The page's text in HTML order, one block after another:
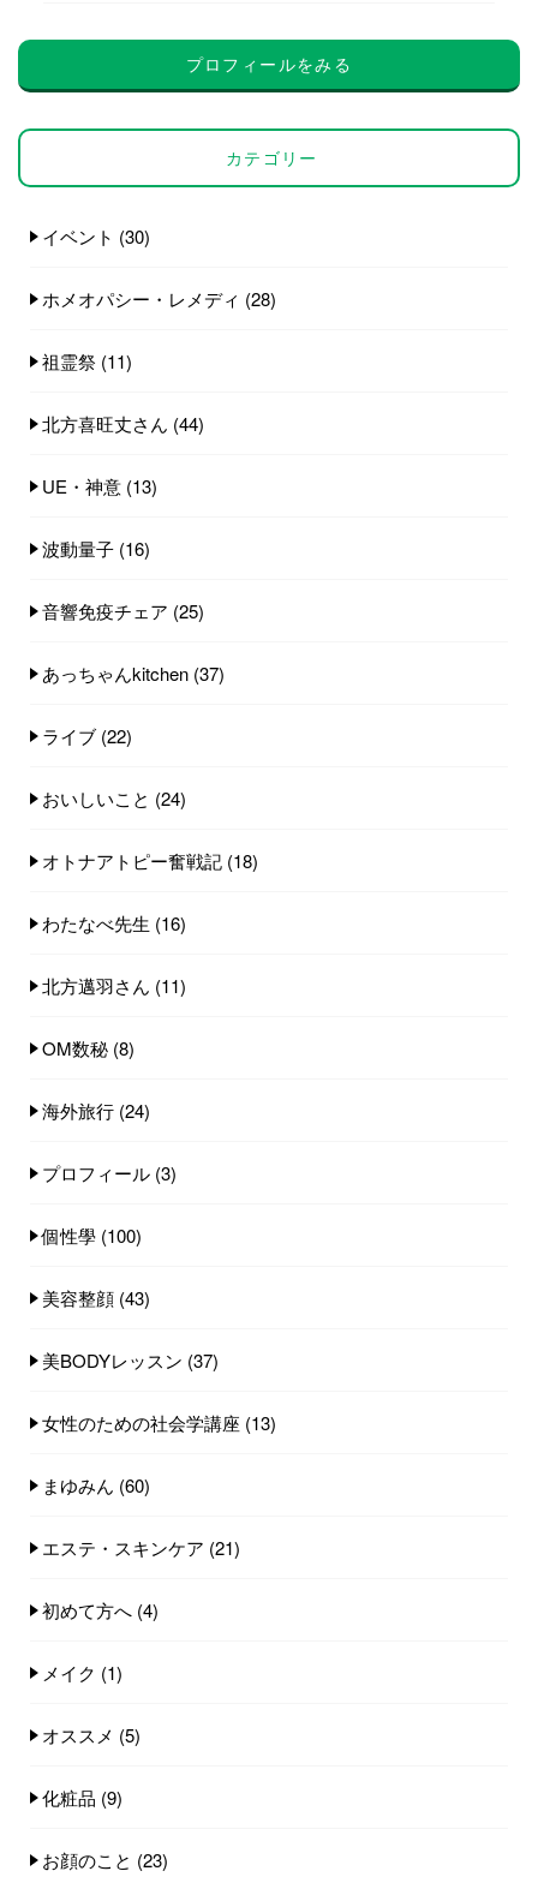
プロフィールをみる
カテゴリー
イベント (30)
ホメオパシー・レメディ (28)
祖霊祭 (11)
北方喜旺丈さん (44)
UE・神意 (13)
波動量子 (16)
音響免疫チェア (25)
あっちゃんkitchen (37)
ライブ (22)
おいしいこと (24)
オトナアトピー奮戦記 (18)
わたなべ先生 (16)
北方邁羽さん (11)
OM数秘 (8)
海外旅行 (24)
プロフィール (3)
個性學 (100)
美容整顔 (43)
美BODYレッスン (37)
女性のための社会学講座 (13)
まゆみん (60)
エステ・スキンケア (21)
初めて方へ (4)
メイク (1)
オススメ (5)
化粧品 (9)
お顔のこと (23)